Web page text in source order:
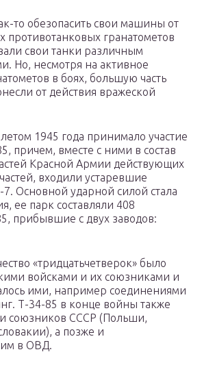
то обезопасить свои машины от
противотанковых гранатометов
свои танки различным
Но, несмотря на активное
в боях, большую часть
от действия вражеской
1945 года принимало участие
причем, вместе с ними в состав
Красной Армии действующих
входили устаревшие
Основной ударной силой стала
ее парк составляли 408
прибывшие с двух заводов:
«тридцатьчетверок» было
войсками и их союзниками и
ими, например соединениями
Т-34-85 в конце войны также
союзников СССР (Польши,
а позже и
в ОВД.